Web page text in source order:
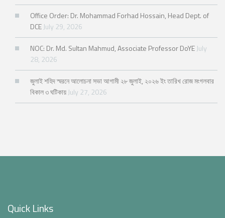
Office Order: Dr. Mohammad Forhad Hossain, Head Dept. of
DCE July 29, 2026
NOC: Dr. Md. Sultan Mahmud, Associate Professor DoYE July
28, 2026
জুলাই শহিদ স্মরনে আলোচনা সভা আগামী ২৮ জুলাই, ২০২৬ ইং তারিখ রোজ মংগলবার
বিকাল ৩ ঘটিকায় July 27, 2026
Quick Links